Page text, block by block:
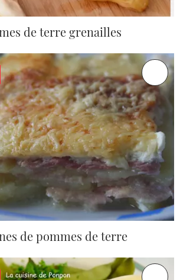
de terre grenailles
de pommes de terre